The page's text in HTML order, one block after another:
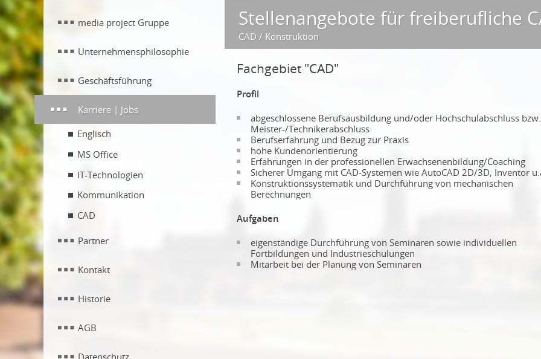
media project Gruppe
Unternehmensphilosophie
Geschäftsführung
Karriere | Jobs
Englisch
MS Office
IT-Technologien
Kommunikation
CAD
Partner
Kontakt
Historie
AGB
Datenschutz
Stellenangebote für freiberufliche
CAD / Konstruktion
Fachgebiet "CAD"
Profil
abgeschlossene Berufsausbildung und/oder Hochschulabschluss bzw.
Meister-/Technikerabschluss
Berufserfahrung und Bezug zur Praxis
hohe Kundenorientierung
Erfahrungen in der professionellen Erwachsenenbildung/Coaching
Sicherer Umgang mit CAD-Systemen wie AutoCAD 2D/3D, Inventor
Konstruktionssystematik und Durchführung von mechanischen
Berechnungen
Aufgaben
eigenständige Durchführung von Seminaren sowie individuellen
Fortbildungen und Industrieschulungen
Mitarbeit bei der Planung von Seminaren